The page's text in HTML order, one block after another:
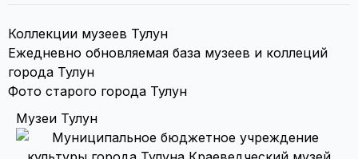
Коллекции музеев Тулун
Ежедневно обновляемая база музеев и коллеций
города Тулун
Фото старого города Тулун
Музеи Тулун